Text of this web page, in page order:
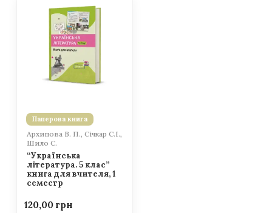
Паперова книга
Архипова В. П., Січкар С.І.,
Шило С.
“Українська
література. 5 клас”
книга для вчителя, 1
семестр
120,00